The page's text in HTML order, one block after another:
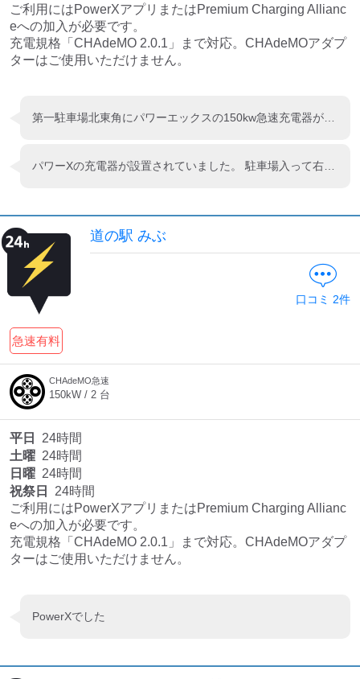
ご利用にはPowerXアプリまたはPremium Charging Allianc
eへの加入が必要です。
充電規格「CHAdeMO 2.0.1」まで対応。CHAdeMOアダプ
ターはご使用いただけません。
道の駅 みぶ
急速有料
口コミ 2件
CHAdeMO急速
150kW / 2 台
平日
24時間
土曜 24時間
日曜 24時間
祝祭日
24時間
ご利用にはPowerXアプリまたはPremium Charging Allianc
eへの加入が必要です。
充電規格「CHAdeMO 2.0.1」まで対応。CHAdeMOアダプ
ターはご使用いただけません。
PowerXでした